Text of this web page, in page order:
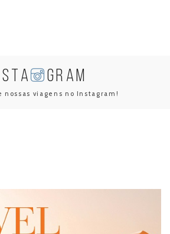
GRAM
nossas viagens no Instagram!